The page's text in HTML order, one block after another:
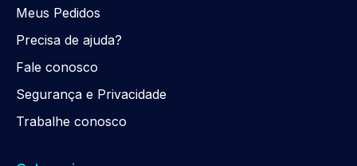
Meus Pedidos
Precisa de ajuda?
Fale conosco
Segurança e Privacidade
Trabalhe conosco